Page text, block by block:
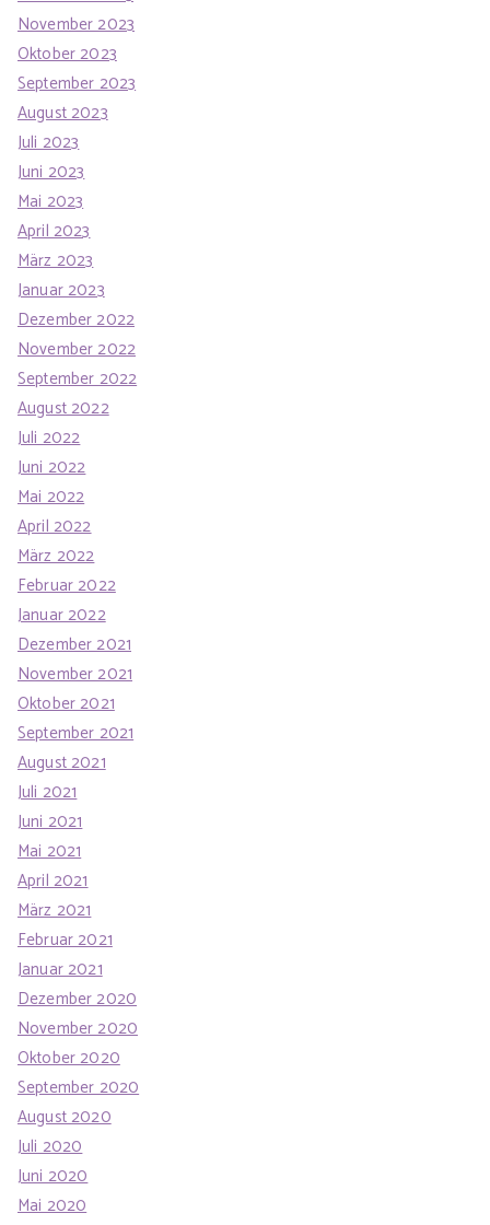
November 2023
Oktober 2023
September 2023
August 2023
Juli 2023
Juni 2023
Mai 2023
April 2023
März 2023
Januar 2023
Dezember 2022
November 2022
September 2022
August 2022
Juli 2022
Juni 2022
Mai 2022
April 2022
März 2022
Februar 2022
Januar 2022
Dezember 2021
November 2021
Oktober 2021
September 2021
August 2021
Juli 2021
Juni 2021
Mai 2021
April 2021
März 2021
Februar 2021
Januar 2021
Dezember 2020
November 2020
Oktober 2020
September 2020
August 2020
Juli 2020
Juni 2020
Mai 2020